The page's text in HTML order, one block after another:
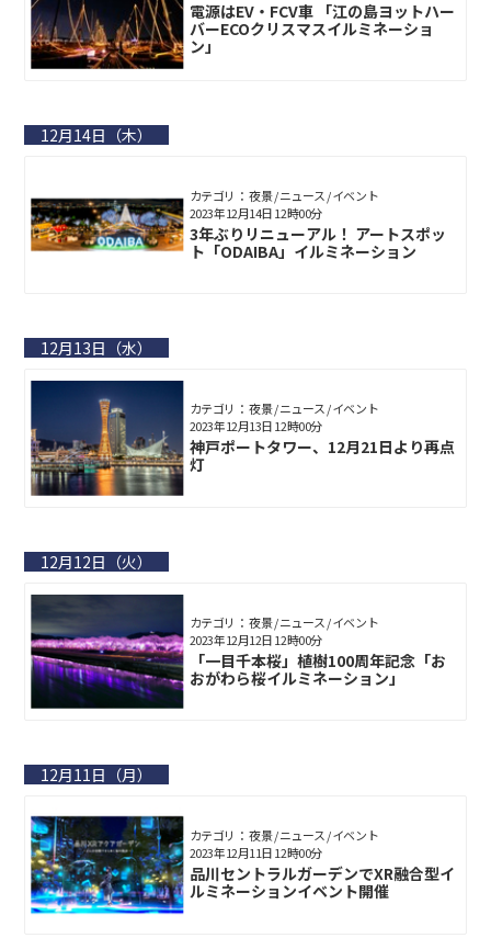
電源はEV・FCV車 「江の島ヨットハー
バーECOクリスマスイルミネーショ
ン」
12月14日（木）
カテゴリ： 夜景 / ニュース / イベント
3年ぶりリニューアル！ アートスポッ
ト「ODAIBA」イルミネーション
2023年12月14日 12時00分
12月13日（水）
カテゴリ： 夜景 / ニュース / イベント
神戸ポートタワー、12月21日より再点
灯
2023年12月13日 12時00分
12月12日（火）
カテゴリ： 夜景 / ニュース / イベント
「一目千本桜」植樹100周年記念「お
おがわら桜イルミネーション」
2023年12月12日 12時00分
12月11日（月）
カテゴリ： 夜景 / ニュース / イベント
品川セントラルガーデンでXR融合型イ
ルミネーションイベント開催
2023年12月11日 12時00分